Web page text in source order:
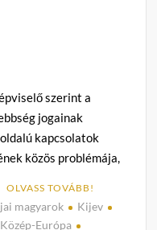
szerint a
jogainak
kapcsolatok
közös problémája,
OLVASS TOVÁBB!
magyarok
Kijev
Közép-Európa